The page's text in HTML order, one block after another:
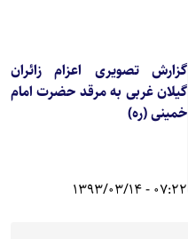
گزارش تصویری اعزام زائران
گیلان غربی به مرقد حضرت امام
خمینی (ره)
07:22 - 1393/03/14